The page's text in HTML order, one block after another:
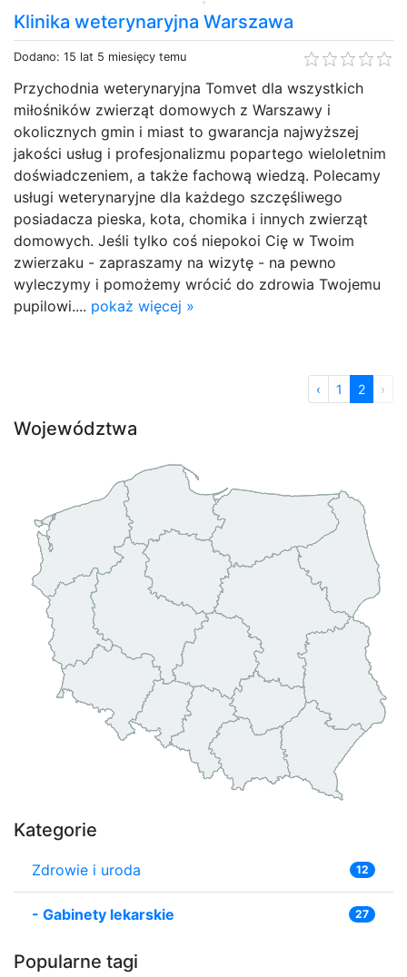
Klinika weterynaryjna Warszawa
Dodano: 15 lat 5 miesięcy temu
Przychodnia weterynaryjna Tomvet dla wszystkich
miłośników zwierząt domowych z Warszawy i
okolicznych gmin i miast to gwarancja najwyższej
jakości usług i profesjonalizmu popartego wieloletnim
doświadczeniem, a także fachową wiedzą. Polecamy
usługi weterynaryjne dla każdego szczęśliwego
posiadacza pieska, kota, chomika i innych zwierząt
domowych. Jeśli tylko coś niepokoi Cię w Twoim
zwierzaku - zapraszamy na wizytę - na pewno
wyleczymy i pomożemy wrócić do zdrowia Twojemu
pupilowi.... pokaż więcej »
‹ 1 2 ›
Województwa
Kategorie
Zdrowie i uroda 12
- Gabinety lekarskie 27
Popularne tagi